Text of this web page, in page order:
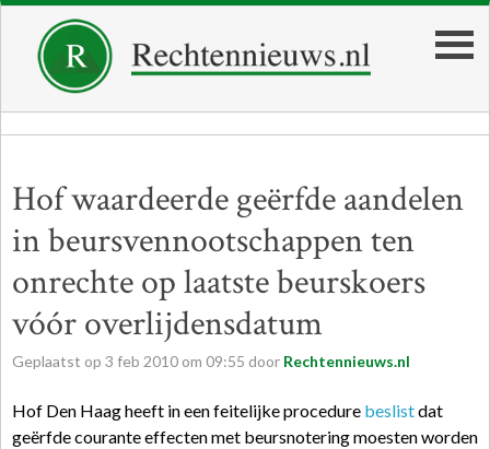
Hof waardeerde geërfde aandelen
in beursvennootschappen ten
onrechte op laatste beurskoers
vóór overlijdensdatum
Geplaatst op 3 feb 2010 om 09:55 door Rechtennieuws.nl
Hof Den Haag heeft in een feitelijke procedure beslistdat
geërfde courante effecten met beursnotering moesten worden